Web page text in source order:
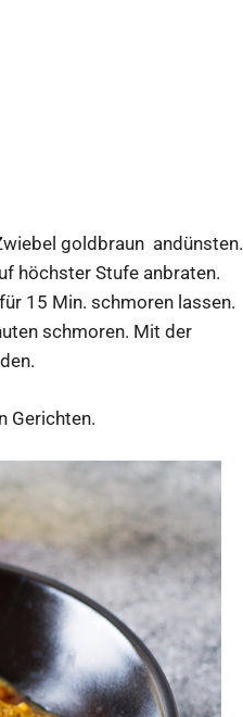
goldbraun andünsten.
höchster Stufe anbraten.
15 Min. schmoren lassen.
schmoren. Mit der
Gerichten.